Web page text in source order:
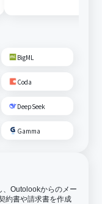
BigML
Coda
DeepSeek
Gamma
、Outolookからのメー
約書や請求書を作成